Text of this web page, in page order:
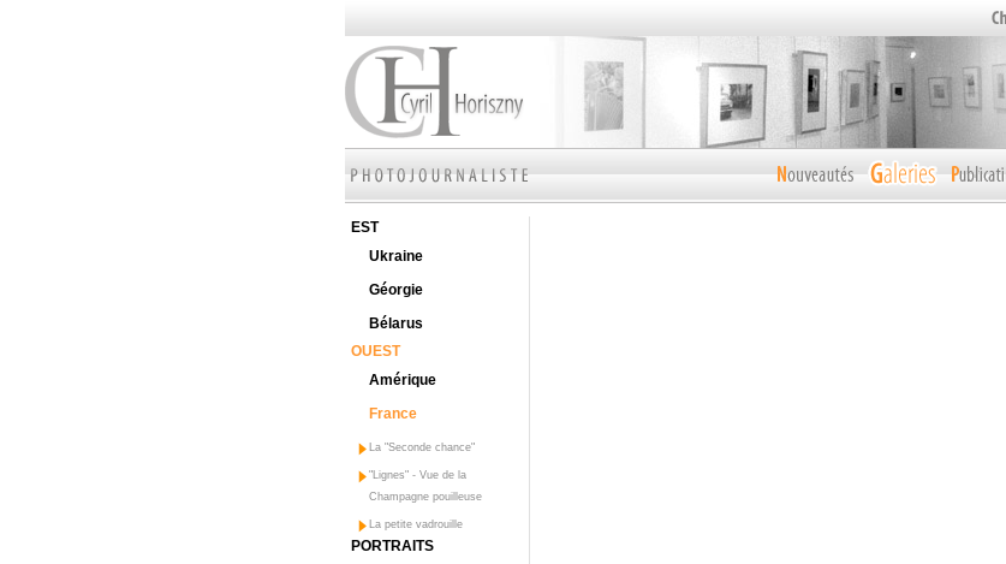
EST
Ukraine
Géorgie
Bélarus
OUEST
Amérique
France
La "Seconde chance"
"Lignes" - Vue de la
Champagne pouilleuse
La petite vadrouille
PORTRAITS